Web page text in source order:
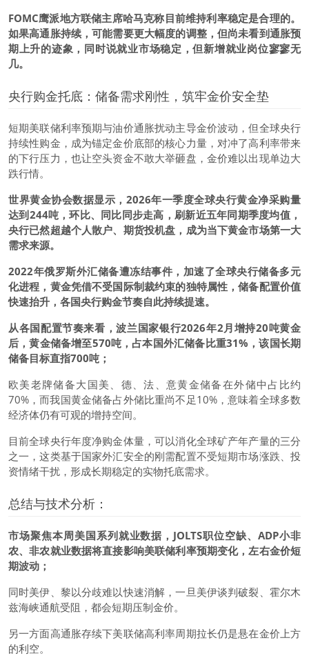
FOMC鹰派地方联储主席哈马克称目前维持利率稳定是合理的。
如果高通胀持续，可能需要更大幅度的调整，但尚未看到通胀预
期上升的迹象，同时说就业市场稳定，但新增就业岗位寥寥无
几。
央行购金托底：储备需求刚性，筑牢金价安全垫
短期美联储利率预期与油价通胀扰动主导金价波动，但全球央行
持续性购金，成为锚定金价底部的核心力量，对冲了高利率带来
的下行压力，也让空头资金不敢大举砸盘，金价难以出现单边大
跌行情。
世界黄金协会数据显示，2026年一季度全球央行黄金净采购量
达到244吨，环比、同比同步走高，刷新近五年同期季度均值，
央行已然超越个人散户、期货投机盘，成为当下黄金市场第一大
需求来源。
2022年俄罗斯外汇储备遭冻结事件，加速了全球央行储备多元
化进程，黄金凭借不受国际制裁约束的独特属性，储备配置价值
快速抬升，各国央行购金节奏自此持续提速。
从各国配置节奏来看，波兰国家银行2026年2月增持20吨黄金
后，黄金储备增至570吨，占本国外汇储备比重31%，该国长期
储备目标直指700吨；
欧美老牌储备大国美、德、法、意黄金储备在外储中占比约
70%，而我国黄金储备占外储比重尚不足10%，意味着全球多数
经济体仍有可观的增持空间。
目前全球央行年度净购金体量，可以消化全球矿产年产量的三分
之一，这类基于国家外汇安全的刚需配置不受短期市场涨跌、投
资情绪干扰，形成长期稳定的实物托底需求。
总结与技术分析：
市场聚焦本周美国系列就业数据，JOLTS职位空缺、ADP小非
农、非农就业数据将直接影响美联储利率预期变化，左右金价短
期波动；
同时美伊、黎以分歧难以快速消解，一旦美伊谈判破裂、霍尔木
兹海峡通航受阻，都会短期压制金价。
另一方面高通胀存续下美联储高利率周期拉长仍是悬在金价上方
的利空。